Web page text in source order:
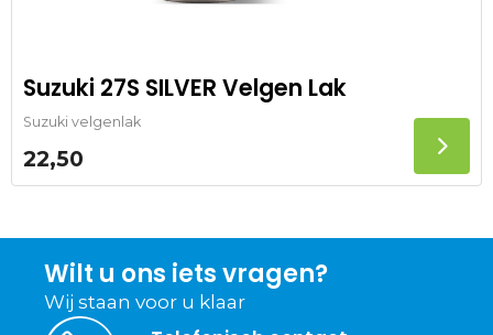
Suzuki 27S SILVER Velgen Lak
Suzuki velgenlak
22,50
Wilt u ons iets vragen?
Wij staan voor u klaar